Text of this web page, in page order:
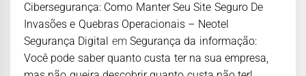
Cibersegurança: Como Manter Seu Site Seguro De
Invasões e Quebras Operacionais – Neotel
Segurança Digital em Segurança da informação:
Você pode saber quanto custa ter na sua empresa,